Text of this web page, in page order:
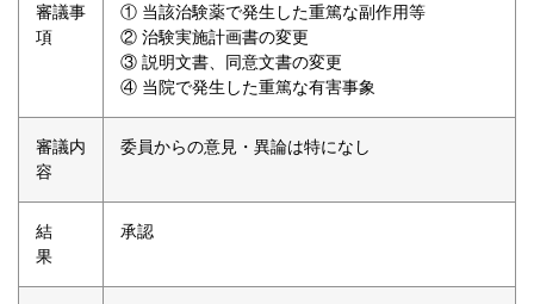
審議事
項
① 当該治験薬で発生した重篤な副作用等
② 治験実施計画書の変更
③ 説明文書、同意文書の変更
④ 当院で発生した重篤な有害事象
審議内
容
委員からの意見・異論は特になし
結
果
承認